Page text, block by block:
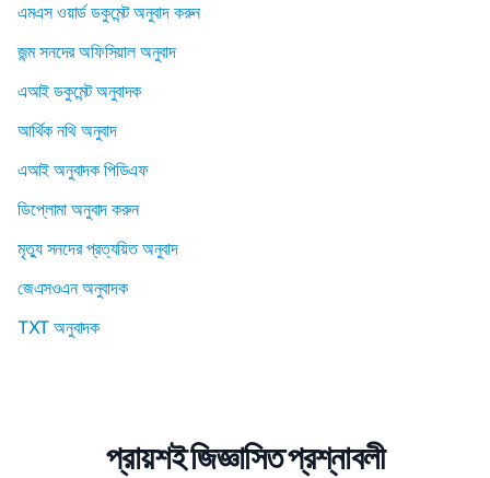
এমএস ওয়ার্ড ডকুমেন্ট অনুবাদ করুন
জন্ম সনদের অফিসিয়াল অনুবাদ
এআই ডকুমেন্ট অনুবাদক
আর্থিক নথি অনুবাদ
এআই অনুবাদক পিডিএফ
ডিপ্লোমা অনুবাদ করুন
মৃত্যু সনদের প্রত্যয়িত অনুবাদ
জেএসওএন অনুবাদক
TXT অনুবাদক
প্রায়শই জিজ্ঞাসিত প্রশ্নাবলী